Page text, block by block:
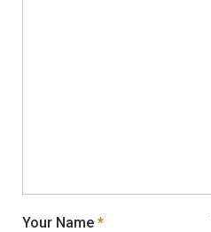
Your Name *